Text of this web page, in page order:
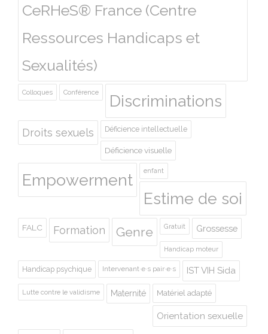
CeRHeS® France (Centre
Ressources Handicaps et
Sexualités)
Colloques Conférence Discriminations
Droits sexuels Déficience intellectuelle
Déficience visuelle
Empowerment enfant
Estime de soi
FALC Formation Genre Gratuit Grossesse
Handicap moteur
Handicap psychique Intervenant·e·s pair·e·s IST VIH Sida
Lutte contre le validisme Maternité Matériel adapté
Orientation sexuelle